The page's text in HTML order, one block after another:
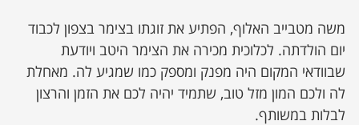
משה מטבייב האלוף, הפתיע את זוגתו בצימר בצפון לכבוד
יום הולדתה. לכלוכית מכירה את הצימר היטב ויודעת
שבוודאי המקום היה מפנק ומספק כמו שמגיע לה. מאחלת
לה ולכם המון מזל טוב, שתמיד יהיה לכם את הזמן והרצון
לבלות במשותף.